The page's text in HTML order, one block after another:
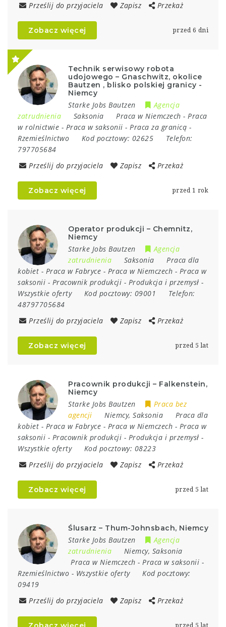
Prześlij do przyjaciela
Zapisz Przekaż
Zobacz więcej przed 6 dni
Technik serwisowy robota
udojowego – Gnaschwitz, okolice
Bautzen , blisko polskiej granicy -
Niemcy
Starke Jobs Bautzen
Agencja
zatrudnienia
Saksonia Praca w Niemczech - Praca
w rolnictwie - Praca w saksonii - Praca za granicą -
Rzemieślnictwo
Kod pocztowy: 02625
Telefon:
797705684
Prześlij do przyjaciela
Zapisz Przekaż
Zobacz więcej przed 1 rok
Operator produkcji – Chemnitz,
Niemcy
Starke Jobs Bautzen
Agencja
zatrudnienia
Saksonia
Praca dla
kobiet - Praca w Fabryce - Praca w Niemczech - Praca w
saksonii - Pracownik produkcji - Produkcja i przemysł -
Wszystkie oferty
Kod pocztowy: 09001
Telefon:
48797705684
Prześlij do przyjaciela
Zapisz Przekaż
Zobacz więcej przed 5 lat
Pracownik produkcji – Falkenstein,
Niemcy
Starke Jobs Bautzen
Praca bez
agencji
Niemcy, Saksonia
Praca dla
kobiet - Praca w Fabryce - Praca w Niemczech - Praca w
saksonii - Pracownik produkcji - Produkcja i przemysł -
Wszystkie oferty
Kod pocztowy: 08223
Prześlij do przyjaciela
Zapisz Przekaż
Zobacz więcej przed 5 lat
Ślusarz – Thum-Johnsbach, Niemcy
Starke Jobs Bautzen
Agencja
zatrudnienia
Niemcy, Saksonia
Praca w Niemczech - Praca w saksonii -
Rzemieślnictwo - Wszystkie oferty
Kod pocztowy:
09419
Prześlij do przyjaciela
Zapisz Przekaż
przed 5 lat